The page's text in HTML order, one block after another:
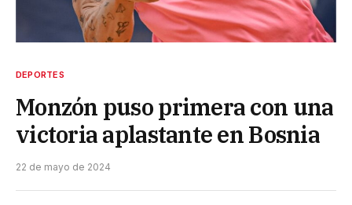
DEPORTES
Monzón puso primera con una
victoria aplastante en Bosnia
22 de mayo de 2024